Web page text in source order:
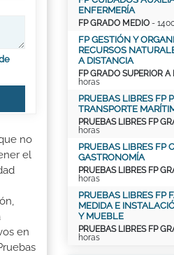
no
el
en
ENFERMERÍA
FP GRADO MEDIO -
FP GESTIÓN Y
RECURSOS
A DISTANCIA
FP GRADO SUPERIOR A
horas
PRUEBAS LIBRES FP
TRANSPORTE
PRUEBAS LIBRES FP
horas
PRUEBAS LIBRES FP
GASTRONOMÍA
PRUEBAS LIBRES FP
horas
PRUEBAS LIBRES FP
MEDIDA E
Y MUEBLE
PRUEBAS LIBRES FP
horas